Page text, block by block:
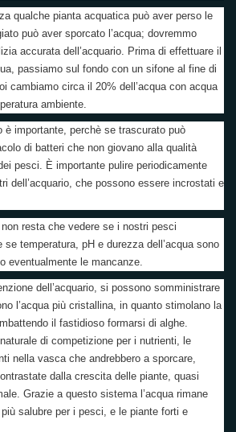
qualche pianta acquatica può aver perso le
può aver sporcato l’acqua; dovremmo
accurata dell’acquario. Prima di effettuare il
passiamo sul fondo con un sifone al fine di
cambiamo circa il 20% dell’acqua con acqua
ambiente.
è importante, perchè se trascurato può
di batteri che non giovano alla qualità
pesci. È importante pulire periodicamente
dell’acquario, che possono essere incrostati e
non resta che vedere se i nostri pesci
se temperatura, pH e durezza dell’acqua sono
eventualmente le mancanze.
dell’acquario, si possono somministrare
l’acqua più cristallina, in quanto stimolano la
il fastidioso formarsi di alghe.
di competizione per i nutrienti, le
nella vasca che andrebbero a sporcare,
dalla crescita delle piante, quasi
Grazie a questo sistema l’acqua rimane
salubre per i pesci, e le piante forti e